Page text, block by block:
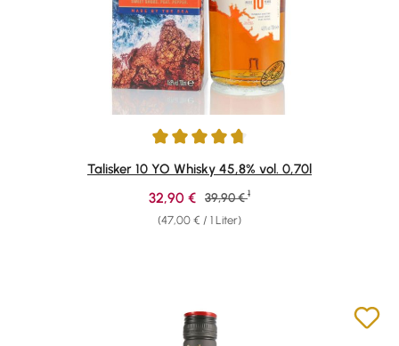
Durchschnittliche Bewertung von 4.78 von 5 Sternen
Talisker 10 YO Whisky 45,8% vol. 0,70l
(47,00 € / 1 Liter)
Verkaufspreis:
32,90 € Regulärer Preis:
39,90 € 1